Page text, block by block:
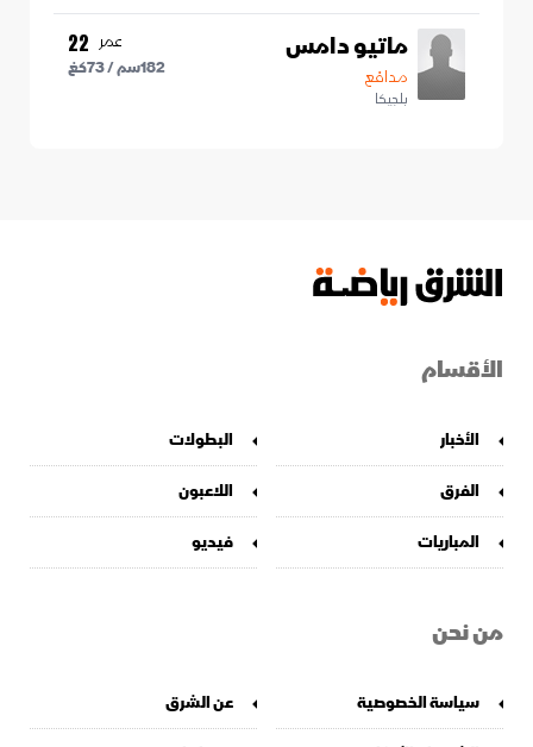
ماتيو دامس
مدافع
بلجيكا
عمر 22
182سم /73كغ
الأقسام
الأخبار
البطولات
الفرق
اللاعبون
المباريات
فيديو
من نحن
سياسة الخصوصية
عن الشرق